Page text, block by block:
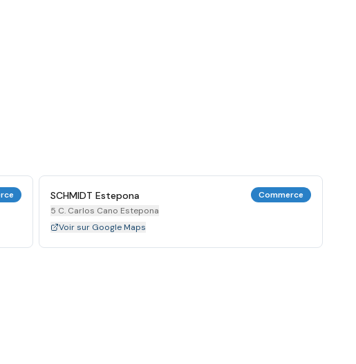
SCHMIDT Estepona
5 C. Carlos Cano Estepona
Commerce
Voir sur Google Maps